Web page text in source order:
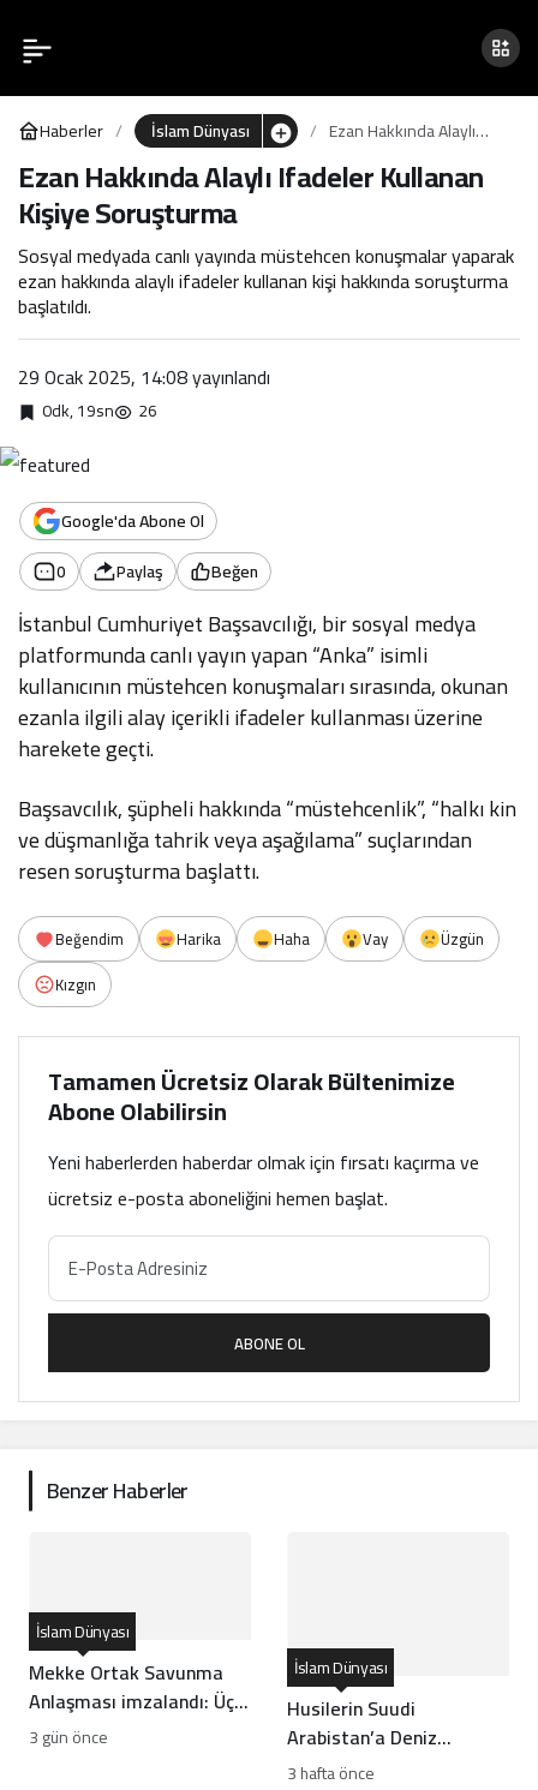
Haberler İslam Dünyası
Ezan Hakkında Alaylı
Ifadeler Kullanan Kişiye
Soruşturma
Ezan Hakkında Alaylı Ifadeler Kullanan
Kişiye Soruşturma
Sosyal medyada canlı yayında müstehcen konuşmalar yaparak
ezan hakkında alaylı ifadeler kullanan kişi hakkında soruşturma
başlatıldı.
29 Ocak 2025, 14:08yayınlandı
0dk, 19sn 26
Google'da Abone Ol
0
Paylaş Beğen
İstanbul Cumhuriyet Başsavcılığı, bir sosyal medya
platformunda canlı yayın yapan “Anka” isimli
kullanıcının müstehcen konuşmaları sırasında, okunan
ezanla ilgili alay içerikli ifadeler kullanması üzerine
harekete geçti.
Başsavcılık, şüpheli hakkında “müstehcenlik”, “halkı kin
ve düşmanlığa tahrik veya aşağılama” suçlarından
resen soruşturma başlattı.
Beğendim Harika Haha Vay
Üzgün
Kızgın
Ezan Hakkında Alaylı
Ifadeler Kullanan Kişiye
Soruşturma
0
Tamamen Ücretsiz Olarak Bültenimize
Abone Olabilirsin
Yeni haberlerden haberdar olmak için fırsatı kaçırma ve
ücretsiz e-posta aboneliğini hemen başlat.
ABONE OL
Benzer Haberler
Mekke Ortak Savunma
Anlaşması imzalandı: Üç
ülkeden tarihi ittifak
İslam Dünyası
3 gün önce
Husilerin Suudi
Arabistan’a Deniz
Ambargosu ve
İslam Dünyası
3 hafta önce